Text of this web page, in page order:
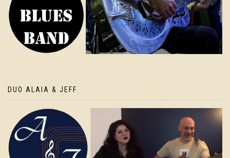
DUO ALAIA & JEFF